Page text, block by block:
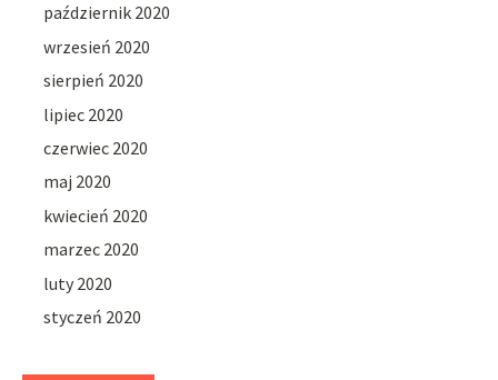
październik 2020
wrzesień 2020
sierpień 2020
lipiec 2020
czerwiec 2020
maj 2020
kwiecień 2020
marzec 2020
luty 2020
styczeń 2020